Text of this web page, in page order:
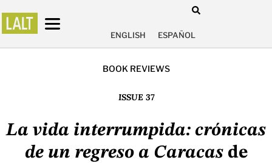
ENGLISH ESPAÑOL
BOOK REVIEWS
ISSUE 37
La vida interrumpida: crónicas
de un regreso a Caracasde